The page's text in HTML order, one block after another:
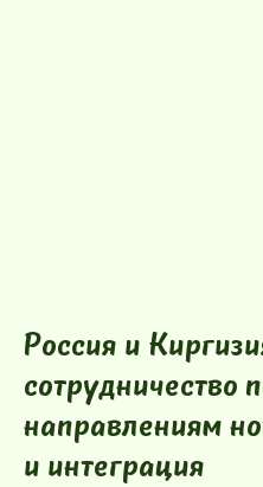
Россия и
сотрудничество
направлениям
и интеграция